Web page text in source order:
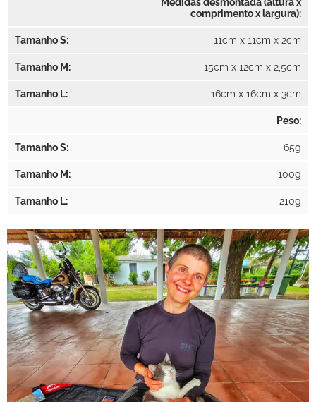
comprimento x largura):
11cm x 11cm x 2cm
15cm x 12cm x 2,5cm
16cm x 16cm x 3cm
Peso:
65g
100g
210g